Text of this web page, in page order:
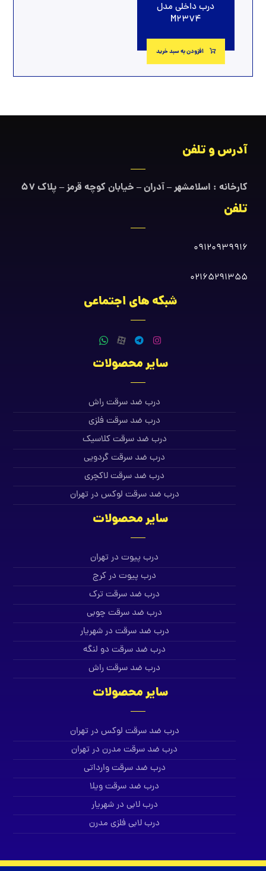
درب داخلی مدل
M2374
افزودن به سبد خرید
آدرس و تلفن
کارخانه : اسلامشهر – آدران – خیابان کوچه قرمز – پلاک ۵۷
تلفن
09120939916
02165291355
شبکه های اجتماعی
سایر محصولات
درب ضد سرقت راش
درب ضد سرقت فلزی
درب ضد سرقت کلاسیک
درب ضد سرقت گردویی
درب ضد سرقت لاکچری
درب ضد سرقت لوکس در تهران
سایر محصولات
درب پیوت در تهران
درب پیوت در کرج
درب ضد سرقت ترک
درب ضد سرقت چوبی
درب ضد سرقت در شهریار
درب ضد سرقت دو لنگه
درب ضد سرقت راش
سایر محصولات
درب ضد سرقت لوکس در تهران
درب ضد سرقت مدرن در تهران
درب ضد سرقت وارداتی
درب ضد سرقت ویلا
درب لابی در شهریار
درب لابی فلزی مدرن